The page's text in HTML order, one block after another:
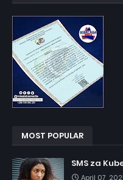
MOST POPULAR
SMS za
April 07,